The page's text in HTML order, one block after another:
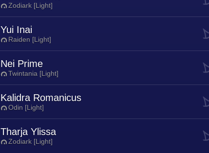
Zodiark [Light]
Yui Inai
Raiden [Light]
Nei Prime
Twintania [Light]
Kalidra Romanicus
Odin [Light]
Tharja Ylissa
Zodiark [Light]